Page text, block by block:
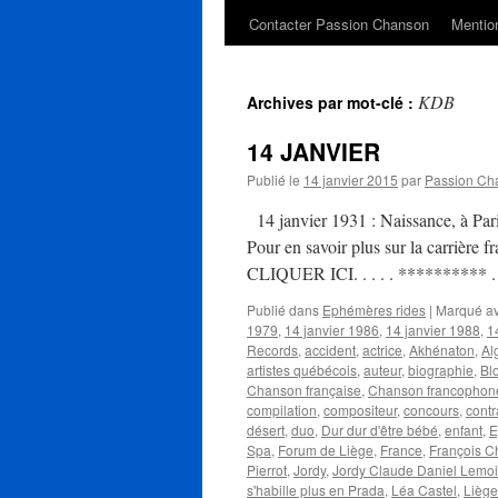
Contacter Passion Chanson
Archives par mot-clé : KDB
14 JANVIER
Publié le 14 janvier 2015 par Passion
14 janvier 1931 : Naissance, à
Pour en savoir plus sur la carrière
CLIQUER ICI. . . . . **********
Publié dans Ephémères rides | Marqué
1979, 14 janvier 1986, 14 janvier 1988,
Records, accident, actrice, Akhénaton,
artistes québécois, auteur, biographie,
Chanson française, Chanson
compilation, compositeur, concours,
désert, duo, Dur dur d'être bébé, enfant,
Spa, Forum de Liège, France, François
Pierrot, Jordy, Jordy Claude Daniel
s'habille plus en Prada, Léa Castel, Liège